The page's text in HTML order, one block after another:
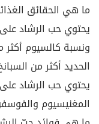
ما هي الحقائق
ونسبة كالسيوم
الحديد أكثر من
المغنيسيوم